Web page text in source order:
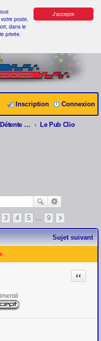
J'accepte
poste,
dans le
privée.
Connexion
Inscription
L'Espace Détente Clio RS Concept ® Le Pub Clio
3 4 5 9
Sujet suivant
Citation